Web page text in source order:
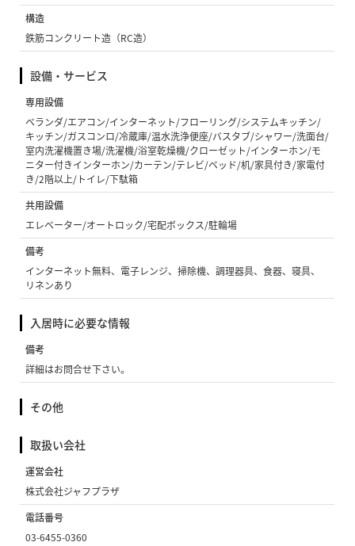
構造
鉄筋コンクリート造（RC造）
設備・サービス
専用設備
ベランダ/エアコン/インターネット/フローリング/システムキッチン/
キッチン/ガスコンロ/冷蔵庫/温水洗浄便座/バスタブ/シャワー/洗面台/
室内洗濯機置き場/洗濯機/浴室乾燥機/クローゼット/インターホン/モ
ニター付きインターホン/カーテン/テレビ/ベッド/机/家具付き/家電付
き/2階以上/トイレ/下駄箱
共用設備
エレベーター/オートロック/宅配ボックス/駐輪場
備考
インターネット無料、電子レンジ、掃除機、調理器具、食器、寝具、
リネンあり
入居時に必要な情報
備考
詳細はお問合せ下さい。
その他
取扱い会社
運営会社
株式会社ジャフプラザ
電話番号
03-6455-0360